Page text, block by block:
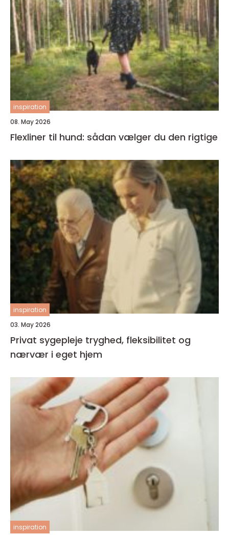
inspiration
08. May 2026
Flexliner til hund: sådan vælger du den rigtige
inspiration
03. May 2026
Privat sygepleje tryghed, fleksibilitet og
nærvær i eget hjem
inspiration